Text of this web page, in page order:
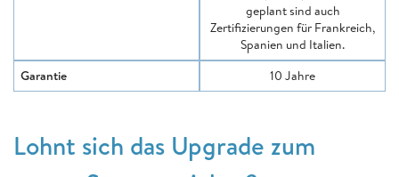
geplant sind auch
Zertifizierungen für Frankreich,
Spanien und Italien.
Garantie
10 Jahre
Lohnt sich das Upgrade zum